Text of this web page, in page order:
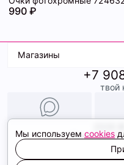
990 ₽
Магазины
ТК Терминал
ТРК Континент
+7
твой
Политика
Сайт
Мы используем cookies